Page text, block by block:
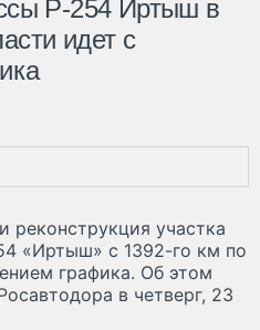
Р-254 Иртыш в
идет с
реконструкция участка
«Иртыш» с 1392-го км по
графика. Об этом
в четверг, 23